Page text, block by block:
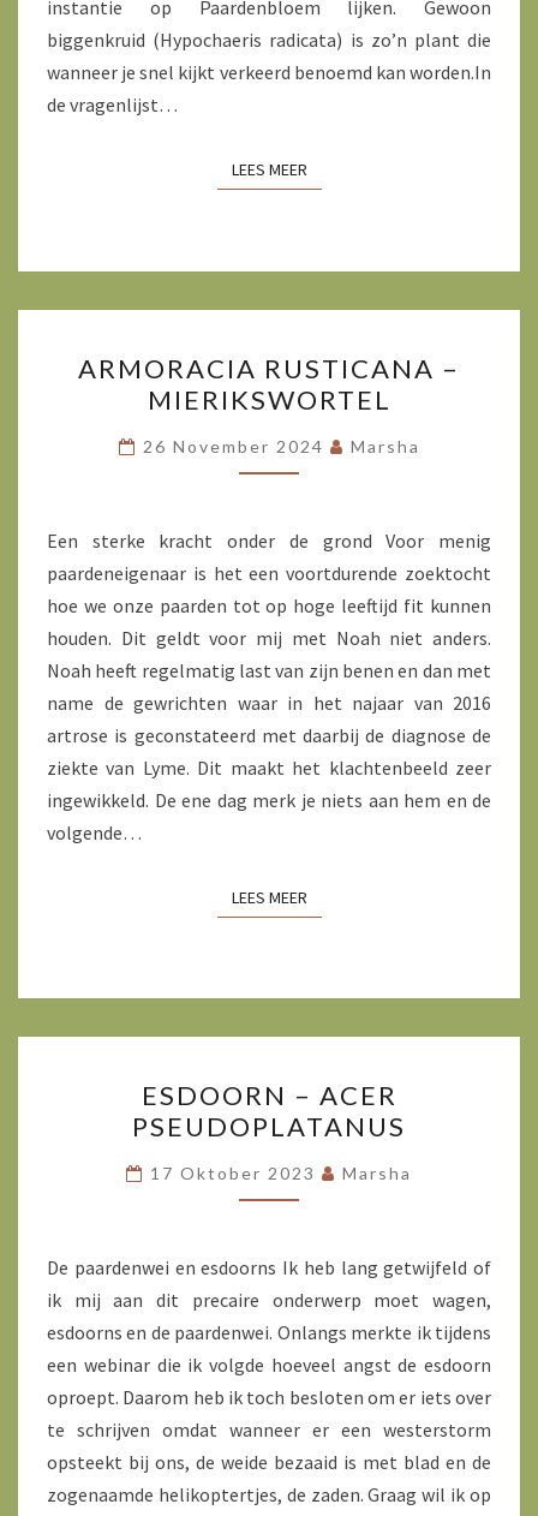
instantie op Paardenbloem lijken. Gewoon
biggenkruid (Hypochaeris radicata) is zo’n plant die
wanneer je snel kijkt verkeerd benoemd kan worden.In
de vragenlijst…
LEES MEERLEES MEER
RUSTICANA
–
MIERIKSWORTEL
ARMORACIA RUSTICANA –
MIERIKSWORTEL
26 November 2024 Marsha
Een sterke kracht onder de grond Voor menig
paardeneigenaar is het een voortdurende zoektocht
hoe we onze paarden tot op hoge leeftijd fit kunnen
houden. Dit geldt voor mij met Noah niet anders.
Noah heeft regelmatig last van zijn benen en dan met
name de gewrichten waar in het najaar van 2016
artrose is geconstateerd met daarbij de diagnose de
ziekte van Lyme. Dit maakt het klachtenbeeld zeer
ingewikkeld. De ene dag merk je niets aan hem en de
volgende…
LEES MEERLEES MEER
–
ACER
PSEUDOPLATANUS
ESDOORN – ACER
PSEUDOPLATANUS
17 Oktober 2023 Marsha
De paardenwei en esdoorns Ik heb lang getwijfeld of
ik mij aan dit precaire onderwerp moet wagen,
esdoorns en de paardenwei. Onlangs merkte ik tijdens
een webinar die ik volgde hoeveel angst de esdoorn
oproept. Daarom heb ik toch besloten om er iets over
te schrijven omdat wanneer er een westerstorm
opsteekt bij ons, de weide bezaaid is met blad en de
zogenaamde helikoptertjes, de zaden. Graag wil ik op